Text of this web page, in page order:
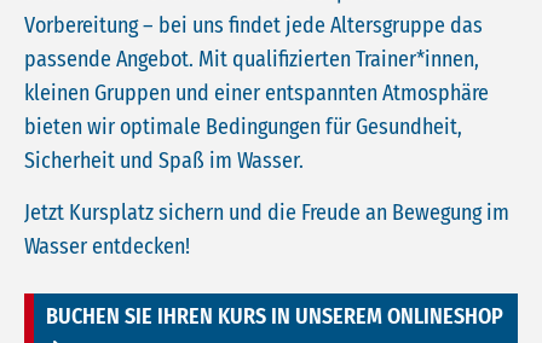
Vorbereitung – bei uns findet jede Altersgruppe das
passende Angebot. Mit qualifizierten Trainer*innen,
kleinen Gruppen und einer entspannten Atmosphäre
bieten wir optimale Bedingungen für Gesundheit,
Sicherheit und Spaß im Wasser.
Jetzt Kursplatz sichern und die Freude an Bewegung im
Wasser entdecken!
BUCHEN SIE IHREN KURS IN UNSEREM ONLINESHOP